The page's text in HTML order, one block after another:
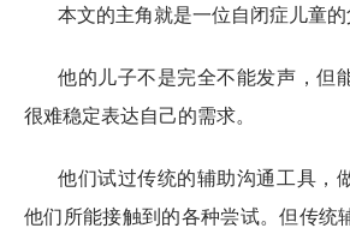
本文的主角就是一位自闭症儿童的
他的儿子不是完全不能发声，但
很难稳定表达自己的需求。
他们试过传统的辅助沟通工具，
他们所能接触到的各种尝试。但传统